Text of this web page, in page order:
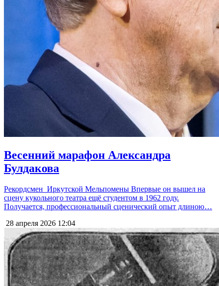
Весенний марафон Александра
Булдакова
Рекордсмен Иркутской Мельпомены Впервые он вышел на
сцену кукольного театра ещё студентом в 1962 году.
Получается, профессиональный сценический опыт длиною…
28 апреля 2026 12:04